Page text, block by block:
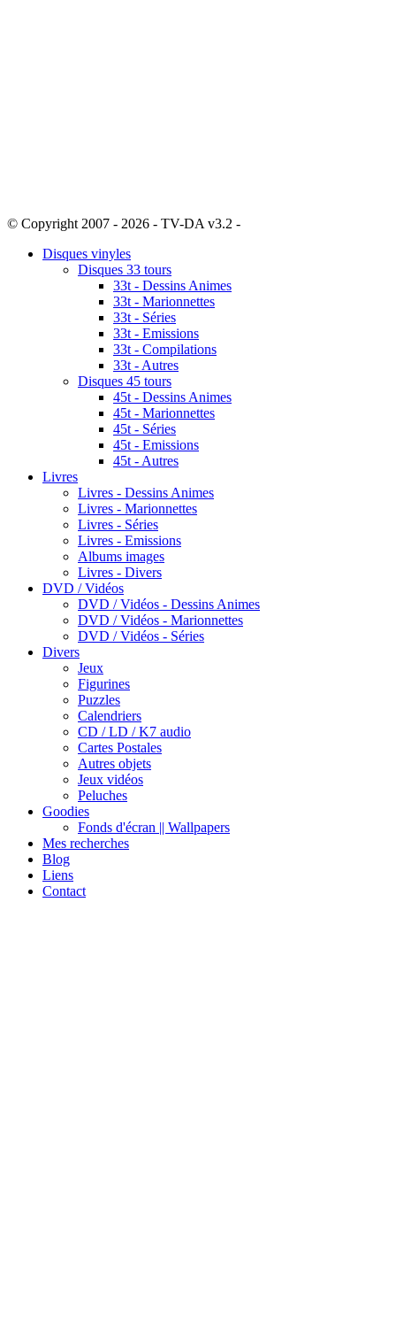
© Copyright 2007 - 2026 - TV-DA v3.2 -
Disques vinyles
Disques 33 tours
33t - Dessins Animes
33t - Marionnettes
33t - Séries
33t - Emissions
33t - Compilations
33t - Autres
Disques 45 tours
45t - Dessins Animes
45t - Marionnettes
45t - Séries
45t - Emissions
45t - Autres
Livres
Livres - Dessins Animes
Livres - Marionnettes
Livres - Séries
Livres - Emissions
Albums images
Livres - Divers
DVD / Vidéos
DVD / Vidéos - Dessins Animes
DVD / Vidéos - Marionnettes
DVD / Vidéos - Séries
Divers
Jeux
Figurines
Puzzles
Calendriers
CD / LD / K7 audio
Cartes Postales
Autres objets
Jeux vidéos
Peluches
Goodies
Fonds d'écran || Wallpapers
Mes recherches
Blog
Liens
Contact